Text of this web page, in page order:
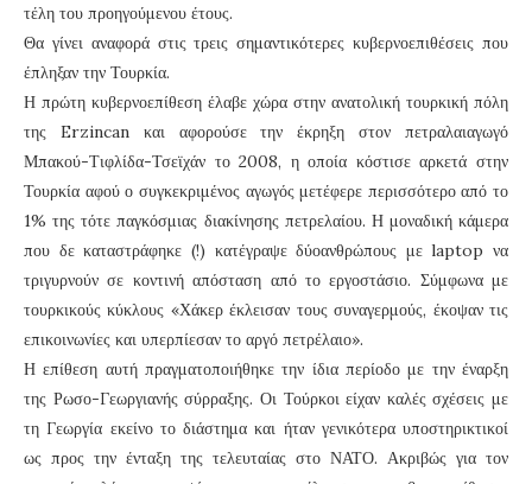
τέλη του προηγούμενου έτους.
Θα γίνει αναφορά στις τρεις σημαντικότερες κυβερνοεπιθέσεις που
έπληξαν την Τουρκία.
Η πρώτη κυβερνοεπίθεση έλαβε χώρα στην ανατολική τουρκική πόλη
της Erzincan και αφορούσε την έκρηξη στον πετραλαιαγωγό
Μπακού-Τιφλίδα-Τσεϊχάν το 2008, η οποία κόστισε αρκετά στην
Τουρκία αφού ο συγκεκριμένος αγωγός μετέφερε περισσότερο από το
1% της τότε παγκόσμιας διακίνησης πετρελαίου. Η μοναδική κάμερα
που δε καταστράφηκε (!) κατέγραψε δύοανθρώπους με laptop να
τριγυρνούν σε κοντινή απόσταση από το εργοστάσιο. Σύμφωνα με
τουρκικούς κύκλους «Χάκερ έκλεισαν τους συναγερμούς, έκοψαν τις
επικοινωνίες και υπερπίεσαν το αργό πετρέλαιο».
Η επίθεση αυτή πραγματοποιήθηκε την ίδια περίοδο με την έναρξη
της Ρωσο-Γεωργιανής σύρραξης. Οι Τούρκοι είχαν καλές σχέσεις με
τη Γεωργία εκείνο το διάστημα και ήταν γενικότερα υποστηρικτικοί
ως προς την ένταξη της τελευταίας στο ΝΑΤΟ. Ακριβώς για τον